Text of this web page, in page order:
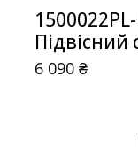
Підвісний
6 090₴